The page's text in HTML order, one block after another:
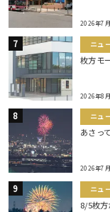
2026年7
ニュ
枚方モ
2026年8
ニュ
あさっ
2026年7
ニュ
8/5枚方